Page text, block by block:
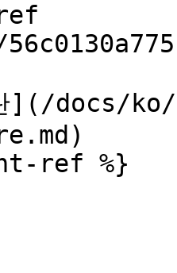
란](/docs/
ref %}